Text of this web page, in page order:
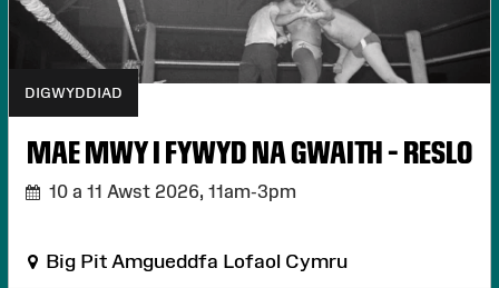
DIGWYDDIAD
MAE MWY I FYWYD NA GWAITH – RESLO
10 a 11 Awst 2026, 11am-3pm
Big Pit Amgueddfa Lofaol Cymru